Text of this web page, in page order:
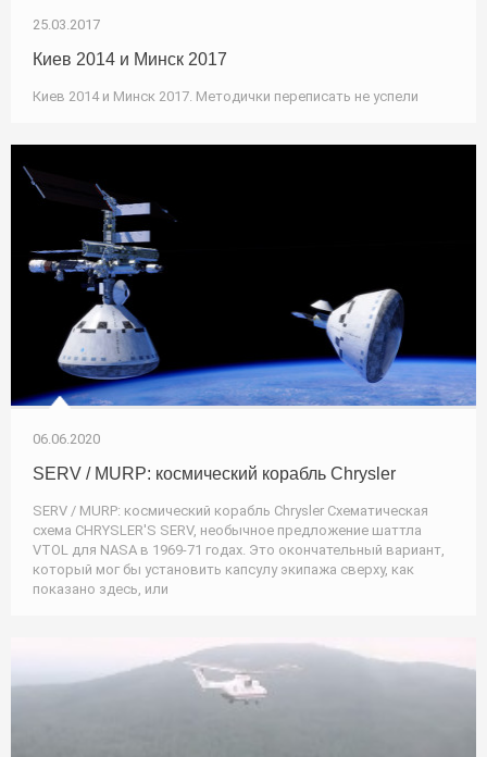
25.03.2017
Киев 2014 и Минск 2017
Киев 2014 и Минск 2017. Методички переписать не успели
06.06.2020
SERV / MURP: космический корабль Chrysler
SERV / MURP: космический корабль Chrysler Схематическая
схема CHRYSLER'S SERV, необычное предложение шаттла
VTOL для NASA в 1969-71 годах. Это окончательный вариант,
который мог бы установить капсулу экипажа сверху, как
показано здесь, или